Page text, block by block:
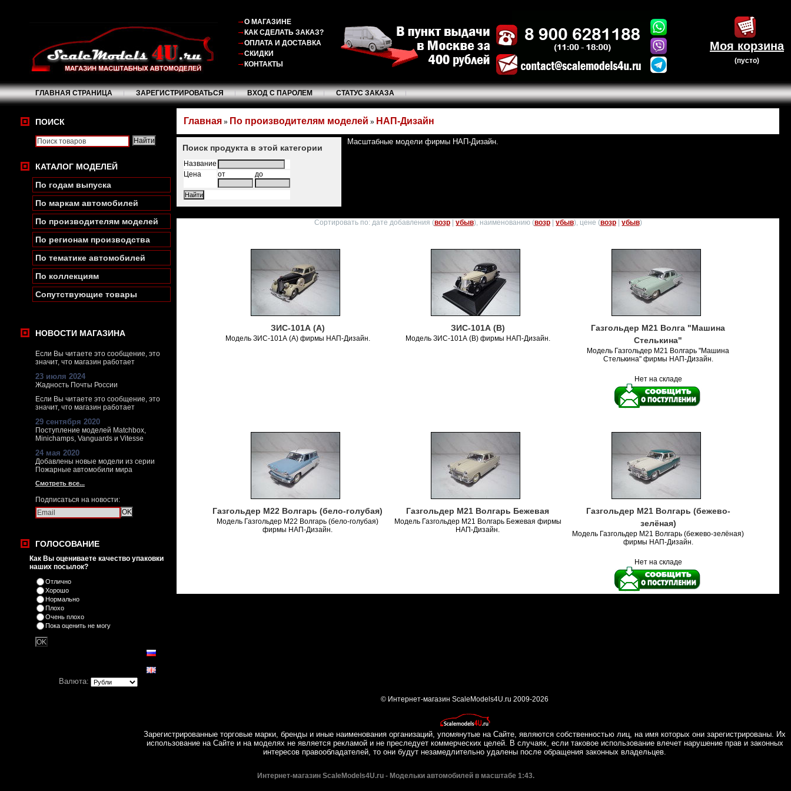
О МАГАЗИНЕ
КАК СДЕЛАТЬ ЗАКАЗ?
ОПЛАТА И ДОСТАВКА
СКИДКИ
КОНТАКТЫ
Моя корзина
(пусто)
ГЛАВНАЯ СТРАНИЦА ЗАРЕГИСТРИРОВАТЬСЯ ВХОД С ПАРОЛЕМ СТАТУС ЗАКАЗА
ПОИСК
КАТАЛОГ МОДЕЛЕЙ
По годам выпуска
По маркам автомобилей
По производителям моделей
По регионам производства
По тематике автомобилей
По коллекциям
Сопутствующие товары
НОВОСТИ МАГАЗИНА
Если Вы читаете это сообщение, это
значит, что магазин работает
23 июля 2024
Жадность Почты России
Если Вы читаете это сообщение, это
значит, что магазин работает
29 сентября 2020
Поступление моделей Matchbox,
Minichamps, Vanguards и Vitesse
24 мая 2020
Добавлены новые модели из серии
Пожарные автомобили мира
Смотреть все...
Подписаться на новости:
ГОЛОСОВАНИЕ
Как Вы оцениваете качество упаковки
наших посылок?
Отлично
Хорошо
Нормально
Плохо
Очень плохо
Пока оценить не могу
Валюта:
Главная » По производителям моделей » НАП-Дизайн
Поиск продукта в этой категории
Название
Цена
от до
Масштабные модели фирмы НАП-Дизайн.
Сортировать по: дате добавления (возр| убыв), наименованию (возр| убыв), цене (возр| убыв)
ЗИС-101А (А)
Модель ЗИС-101А (А) фирмы НАП-Дизайн.
ЗИС-101А (В)
Модель ЗИС-101А (В) фирмы НАП-Дизайн.
Газгольдер М21 Bолга "Машина
Стелькина"
Модель Газгольдер М21 Волгарь "Машина
Стелькина" фирмы НАП-Дизайн.
Нет на складе
Газгольдер М22 Волгарь (бело-голубая)
Модель Газгольдер М22 Волгарь (бело-голубая)
фирмы НАП-Дизайн.
Газгольдер М21 Волгарь Бежевая
Модель Газгольдер М21 Волгарь Бежевая фирмы
НАП-Дизайн.
Газгольдер М21 Волгарь (бежево-
зелёная)
Модель Газгольдер М21 Волгарь (бежево-зелёная)
фирмы НАП-Дизайн.
Нет на складе
© Интернет-магазин ScaleModels4U.ru 2009-2026
Зарегистрированные торговые марки, бренды и иные наименования организаций, упомянутые на Сайте, являются собственностью лиц, на имя которых они зарегистрированы. Их
использование на Cайте и на моделях не является рекламой и не преследует коммерческих целей. В случаях, если таковое использование влечет нарушение прав и законных
интересов правообладателей, то они будут незамедлительно удалены после обращения законных владельцев.
Интернет-магазин ScaleModels4U.ru - Модельки автомобилей в масштабе 1:43.